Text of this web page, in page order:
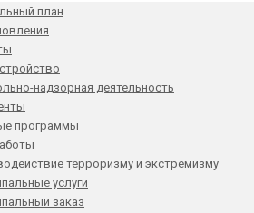
план
надзорная деятельность
программы
терроризму и экстремизму
услуги
заказ